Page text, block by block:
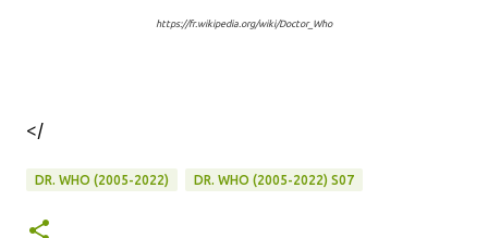
https://fr.wikipedia.org/wiki/Doctor_Who
</
DR. WHO (2005-2022) DR. WHO (2005-2022) S07